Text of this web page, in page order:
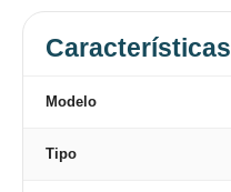
Características
Modelo
Tipo